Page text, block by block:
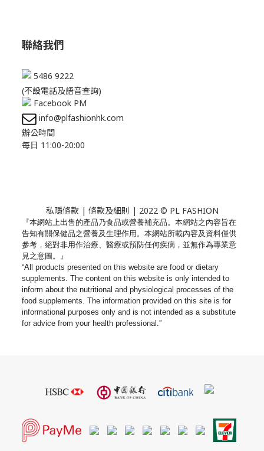
聯絡我們
5486 9222
(不設電話及語音查詢)
Facebook PM
info@plfashionhk.com
辦公時間
每日 11:00-20:00
私隱條款| 條款及細則 | 2022 © PL FASHION
『本網站上出售的產品乃食品或營養補充品。 本網站之內容旨在
告知有關保健品之營養及生理作用。 本網站所載內容及資料僅供
參考，絕對非用作治療、 醫療或預防任何疾病，並無作為專業意
見之意圖。』
“All products presented on this website are food or dietary
supplements. The content on this website is only intended to
inform about the nutritional and physiological processes of the
food supplements. The information provided on this site is for
informational purposes only and is not intended as a substitute
for advice from your health professional.”